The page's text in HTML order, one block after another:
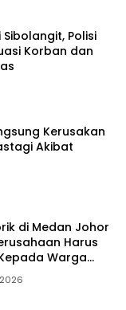
Polisi
Korban dan
Kerusakan
Akibat
di Medan Johor
Harus
Warga